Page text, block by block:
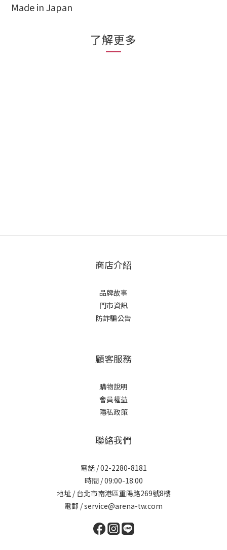
Made in Japan
了解更多
商店介紹
品牌故事
門市資訊
防詐騙公告
顧客服務
購物說明
會員權益
隱私政策
聯絡我們
電話 / 02-2280-8181
時間 / 09:00-18:00
地址 / 台北市南港區重陽路269號8樓
電郵 / service@arena-tw.com